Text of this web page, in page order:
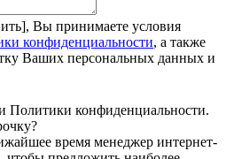
Вы принимаете условия
конфиденциальности, а также
Ваших персональных данных и
Политики конфиденциальности.
время менеджер интернет-